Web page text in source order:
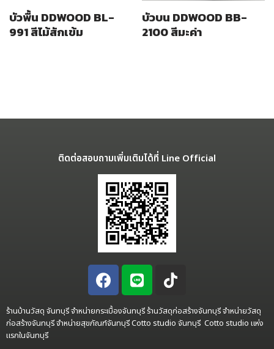
บัวพื้น DDWOOD BL-
991 สีไม้สักเข้ม
บัวบน DDWOOD BB-
2100 สีมะค่า
ติดต่อสอบถามเพิ่มเติมได้ที่ Line Official
ร้านบ้านวัสดุ จันทบุรี จำหน่ายกระเบื้องจันทบุรี ร้านวัสดุก่อสร้างจันทบุรี จำหน่ายวัสดุ
ก่อสร้างจันทบุรี จำหน่ายสุขภัณฑ์จันทบุรี Cotto studio จันทบุรี Cotto studio แห่ง
แรกในจันทบุรี